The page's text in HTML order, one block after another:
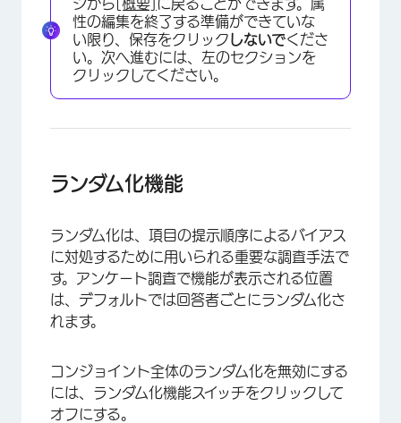
ジから [概要] に戻ることができます。属
性の編集を終了する準備ができていな
い限り、保存をクリックしないでくださ
い。次へ進むには、左のセクションを
クリックしてください。
ランダム化機能
ランダム化は、項目の提示順序によるバイアス
に対処するために用いられる重要な調査手法で
す。アンケート調査で機能が表示される位置
は、デフォルトでは回答者ごとにランダム化さ
れます。
コンジョイント全体のランダム化を無効にする
には、ランダム化機能スイッチをクリックして
オフにする。